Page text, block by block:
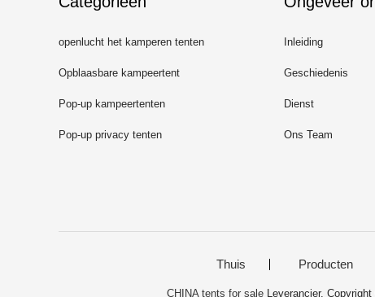
openlucht het kamperen tenten
Opblaasbare kampeertent
Pop-up kampeertenten
Pop-up privacy tenten
Inleiding
Geschiedenis
Dienst
Ons Team
Thuis Producten
CHINA tents for sale Leverancier.